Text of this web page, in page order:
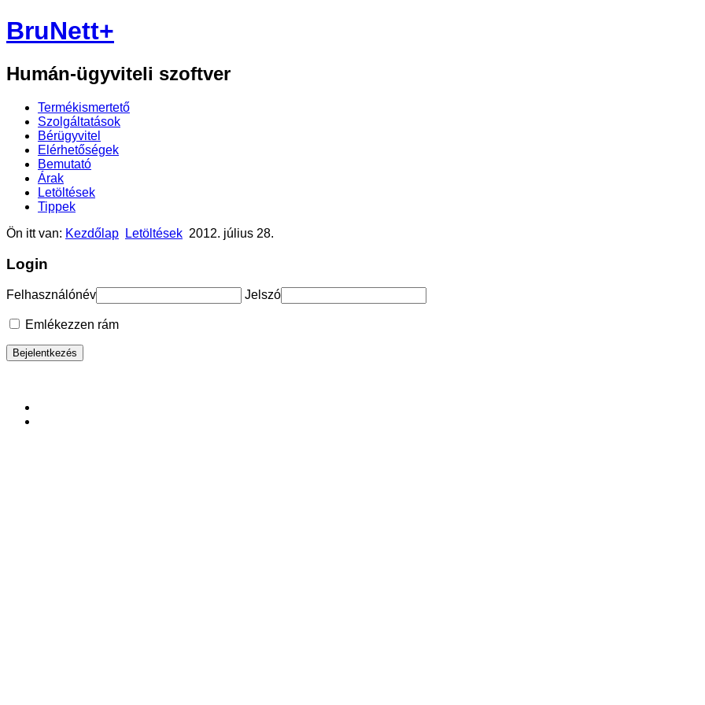
BruNett+
Humán-ügyviteli szoftver
Termékismertető
Szolgáltatások
Bérügyvitel
Elérhetőségek
Bemutató
Árak
Letöltések
Tippek
Ön itt van: Kezdőlap Letöltések 2012. július 28.
Login
Felhasználónév Jelszó
Emlékezzen rám